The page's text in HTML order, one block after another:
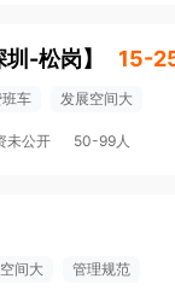
圳-松岗】 15-
车 发展空间大
未公开 50-99人
间大 管理规范